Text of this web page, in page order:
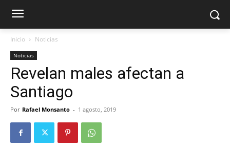
Inicio Noticias
Noticias
Revelan males afectan a
Santiago
Por Rafael Monsanto - 1 agosto, 2019